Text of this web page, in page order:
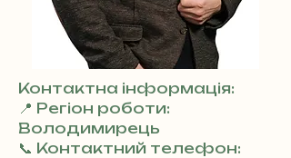
Контактна інформація:
📍 Регіон роботи:
Володимирець
📞 Контактний телефон: